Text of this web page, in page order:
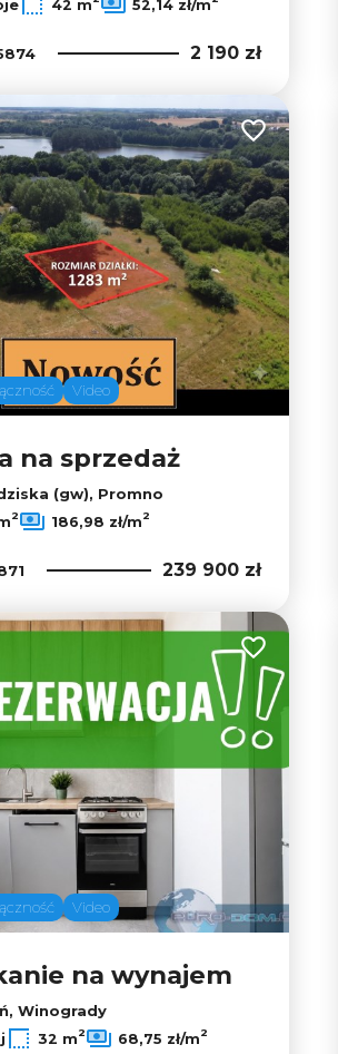
42 m 52,14 zł/m
2 190 zł
Video
Dodaj do
na sprzedaż
(gw), Promno
2 186,98 zł/m2
239 900 zł
Video
Dodaj do
na wynajem
Winogrady
32 m2 68,75 zł/m2